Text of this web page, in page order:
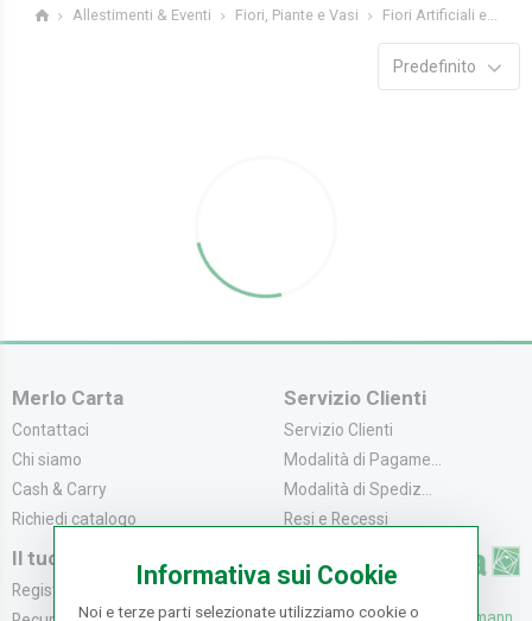
Allestimenti & Eventi Fiori, Piante e Vasi Fiori Artificiali e...
Predefinito
Merlo Carta
Contattaci
Chi siamo
Cash & Carry
Richiedi catalogo
Servizio Clienti
Servizio Clienti
Modalità di Pagame...
Modalità di Spediz...
Resi e Recessi
Il tuo Account
Registrati
Informativa sui Cookie
Noi e terze parti selezionate utilizziamo cookie o